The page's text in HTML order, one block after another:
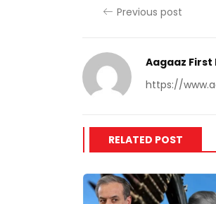
Previous post
Aagaaz First
https://
RELATED POST